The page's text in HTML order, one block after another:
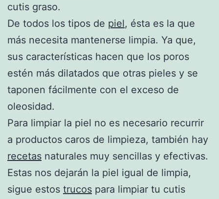
cutis graso.
De todos los tipos de piel, ésta es la que
más necesita mantenerse limpia. Ya que,
sus características hacen que los poros
estén más dilatados que otras pieles y se
taponen fácilmente con el exceso de
oleosidad.
Para limpiar la piel no es necesario recurrir
a productos caros de limpieza, también hay
recetas naturales muy sencillas y efectivas.
Estas nos dejarán la piel igual de limpia,
sigue estos trucos para limpiar tu cutis